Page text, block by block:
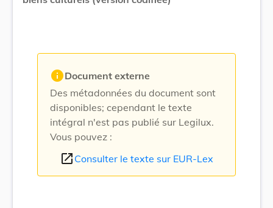
infoDocument externe
Des métadonnées du document sont
disponibles; cependant le texte
intégral n'est pas publié sur Legilux.
Vous pouvez :
open_in_new Consulter le texte sur EUR-Lex